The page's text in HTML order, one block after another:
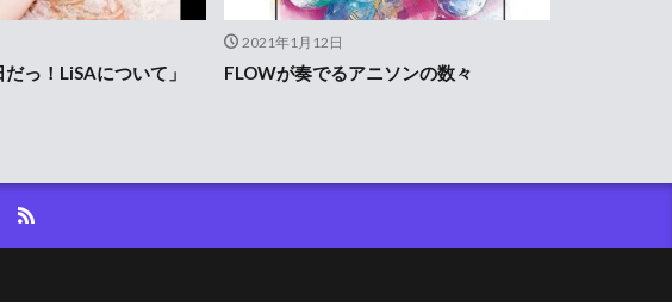
だっ！LiSAについて」
2021年1月12日
FLOWが奏でるアニソンの数々